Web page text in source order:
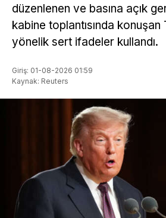
düzenlenen ve basına açık
kabine toplantısında konuşan
yönelik sert ifadeler kullandı.
Giriş: 01-08-2026 01:59
Kaynak: Reuters